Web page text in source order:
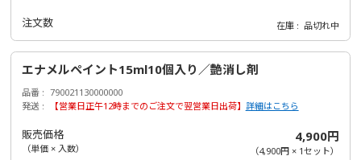
注文数 在庫 品切れ中
エナメルペイント15ml10個入り／艶消し剤
品番
790021130000000
発送
【営業日正午12時までのご注文で翌営業日出荷】 詳細はこちら
販売価格
（単価 × 入数）
4,900円
（4,900円× 1セット）